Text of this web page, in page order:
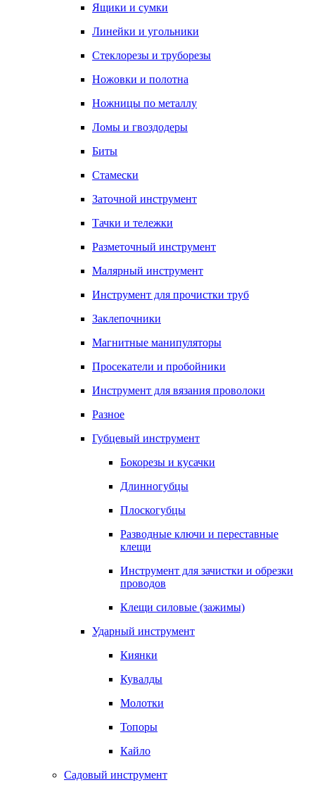
Ящики и сумки
Линейки и угольники
Стеклорезы и труборезы
Ножовки и полотна
Ножницы по металлу
Ломы и гвоздодеры
Биты
Стамески
Заточной инструмент
Тачки и тележки
Разметочный инструмент
Малярный инструмент
Инструмент для прочистки труб
Заклепочники
Магнитные манипуляторы
Просекатели и пробойники
Инструмент для вязания проволоки
Разное
Губцевый инструмент
Бокорезы и кусачки
Длинногубцы
Плоскогубцы
Разводные ключи и переставные
клещи
Инструмент для зачистки и обрезки
проводов
Клещи силовые (зажимы)
Ударный инструмент
Киянки
Кувалды
Молотки
Топоры
Кайло
Садовый инструмент